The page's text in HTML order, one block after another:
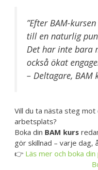
”Efter BAM-
till en naturlig
Det har inte bara
också ökat
– Deltagare, BAM
Vill du ta nästa steg
arbetsplats?
Boka din BAM kurs
gör skillnad – varje dag,
👉 Läs mer och boka din